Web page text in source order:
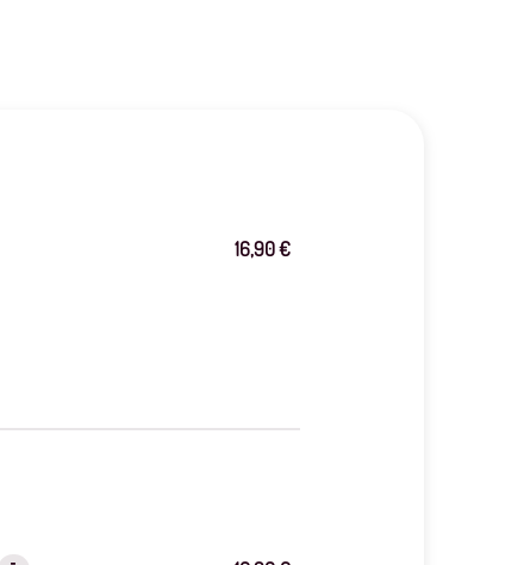
16,90 €